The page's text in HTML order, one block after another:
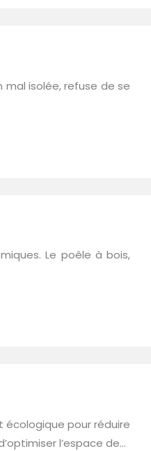
mal isolée, refuse de se
Le poêle à bois,
pour réduire
l’espace de…